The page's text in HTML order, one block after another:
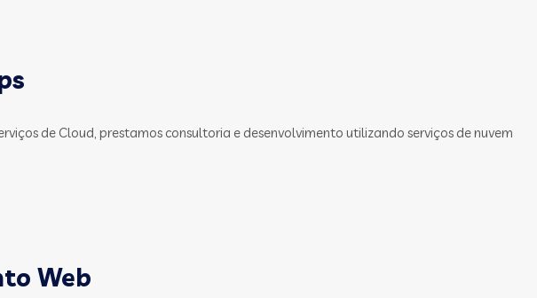
de Cloud, prestamos consultoria e desenvolvimento utilizando serviços de nuvem
Web